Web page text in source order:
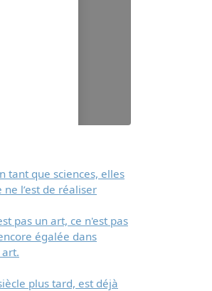
tant que sciences, elles
l’est de réaliser
pas un art, ce n'est pas
égalée dans
plus tard, est déjà